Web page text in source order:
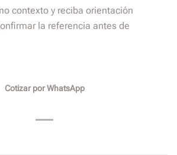
contexto y reciba orientación
la referencia antes de
Cotizar por WhatsApp